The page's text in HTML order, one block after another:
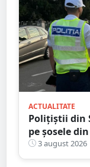
ACTUALITATE
Polițiștii din
pe șosele
3 august 2026